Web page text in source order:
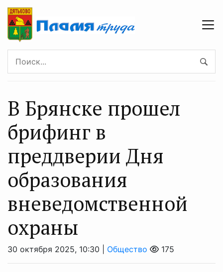
В Брянске прошел
брифинг в
преддверии Дня
образования
вневедомственной
охраны
30 октября 2025, 10:30 | Общество 175